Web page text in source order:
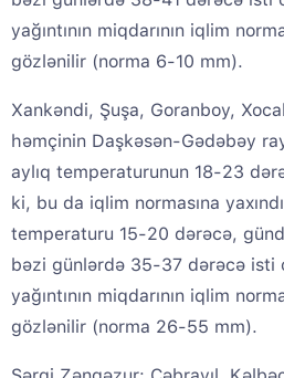
yağıntının miqdarının iqlim
gözlənilir (norma 6-10 mm).
Xankəndi, Şuşa, Goranboy,
həmçinin Daşkəsən-Gədəbəy
aylıq temperaturunun 18-23
ki, bu da iqlim normasına
temperaturu 15-20 dərəcə,
bəzi günlərdə 35-37 dərəcə isti
yağıntının miqdarının iqlim
gözlənilir (norma 26-55 mm).